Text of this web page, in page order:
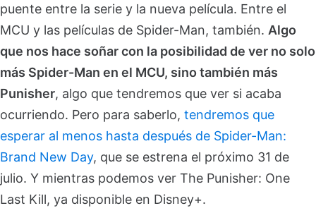
puente entre la serie y la nueva película. Entre el
MCU y las películas de Spider-Man, también. Algo
que nos hace soñar con la posibilidad de ver no solo
más Spider-Man en el MCU, sino también más
Punisher, algo que tendremos que ver si acaba
ocurriendo. Pero para saberlo, tendremos que
esperar al menos hasta después de Spider-Man:
Brand New Day, que se estrena el próximo 31 de
julio. Y mientras podemos ver The Punisher: One
Last Kill, ya disponible en Disney+.